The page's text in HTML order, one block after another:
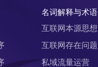
名词解释与术语
互联网本源思想
互联网存在问题
私域流量运营